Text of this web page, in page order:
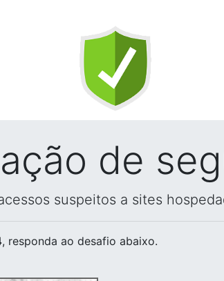
de
suspeitos a sites
, responda ao desafio abaixo.